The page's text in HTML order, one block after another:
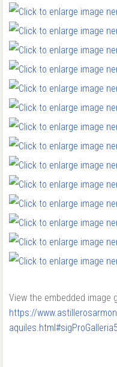
View the embedded image
https://